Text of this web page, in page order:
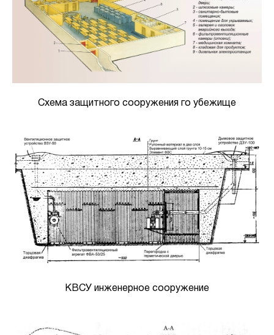
Схема защитного сооружения го убежище
КВСУ инженерное сооружение